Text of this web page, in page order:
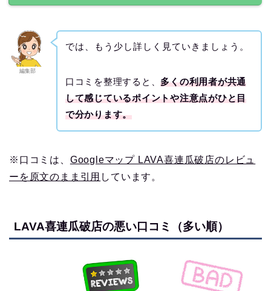
編集部
では、もう少し詳しく見ていきましょう。
口コミを整理すると、多くの利用者が共通
して感じているポイントや注意点がひと目
で分かります。
※口コミは、 Googleマップ LAVA喜連瓜破店のレビュ
ーを原文のまま引用 しています。
LAVA喜連瓜破店の悪い口コミ（多い順）